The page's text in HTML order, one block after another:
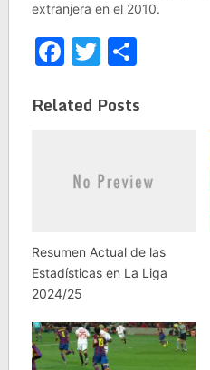
extranjera en el 2010.
Facebook
Twitter
Share
Related Posts
Resumen Actual de las
Estadísticas en La Liga
2024/25